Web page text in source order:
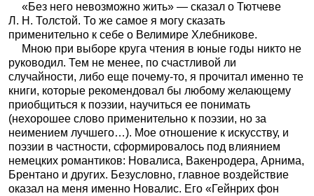
«Без него невозможно жить» — сказал о Тютчеве
Л. Н. Толстой. То же самое я могу сказать
применительно к себе о Велимире Хлебникове.
Мною при выборе круга чтения в юные годы никто не
руководил. Тем не менее, по счастливой ли
случайности, либо еще почему-то, я прочитал именно те
книги, которые рекомендовал бы любому желающему
приобщиться к поэзии, научиться ее понимать
(нехорошее слово применительно к поэзии, но за
неимением лучшего…). Мое отношение к искусству, и
поэзии в частности, сформировалось под влиянием
немецких романтиков: Новалиса, Вакенродера, Арнима,
Брентано и других. Безусловно, главное воздействие
оказал на меня именно Новалис. Его «Гейнрих фон